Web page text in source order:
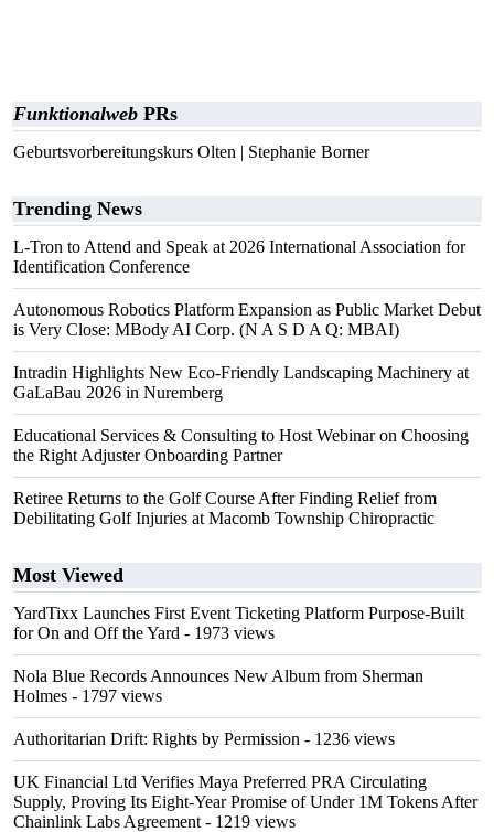
Funktionalweb PRs
Geburtsvorbereitungskurs Olten | Stephanie Borner
Trending News
L-Tron to Attend and Speak at 2026 International Association for
Identification Conference
Autonomous Robotics Platform Expansion as Public Market Debut
is Very Close: MBody AI Corp. (N A S D A Q: MBAI)
Intradin Highlights New Eco-Friendly Landscaping Machinery at
GaLaBau 2026 in Nuremberg
Educational Services & Consulting to Host Webinar on Choosing
the Right Adjuster Onboarding Partner
Retiree Returns to the Golf Course After Finding Relief from
Debilitating Golf Injuries at Macomb Township Chiropractic
Most Viewed
YardTixx Launches First Event Ticketing Platform Purpose-Built
for On and Off the Yard - 1973 views
Nola Blue Records Announces New Album from Sherman
Holmes - 1797 views
Authoritarian Drift: Rights by Permission - 1236 views
UK Financial Ltd Verifies Maya Preferred PRA Circulating
Supply, Proving Its Eight-Year Promise of Under 1M Tokens After
Chainlink Labs Agreement - 1219 views